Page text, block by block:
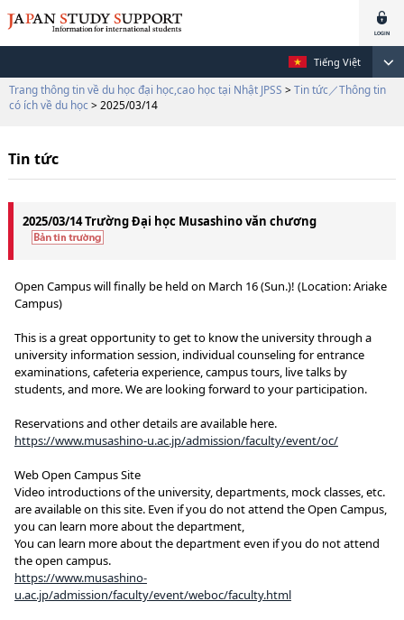
Tiếng Việt
Trang thông tin về du học đại học,cao học tại Nhật JPSS > Tin tức／Thông tin
có ích về du học > 2025/03/14
Tin tức
2025/03/14 Trường Đại học Musashino văn chương
Open Campus will finally be held on March 16 (Sun.)! (Location: Ariake
Campus)
This is a great opportunity to get to know the university through a
university information session, individual counseling for entrance
examinations, cafeteria experience, campus tours, live talks by
students, and more. We are looking forward to your participation.
Reservations and other details are available here.
https://www.musashino-u.ac.jp/admission/faculty/event/oc/
Web Open Campus Site
Video introductions of the university, departments, mock classes, etc.
are available on this site. Even if you do not attend the Open Campus,
you can learn more about the department,
You can learn more about the department even if you do not attend
the open campus.
https://www.musashino-
u.ac.jp/admission/faculty/event/weboc/faculty.html